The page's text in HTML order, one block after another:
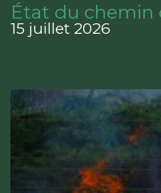
État du chemin
15 juillet 2026